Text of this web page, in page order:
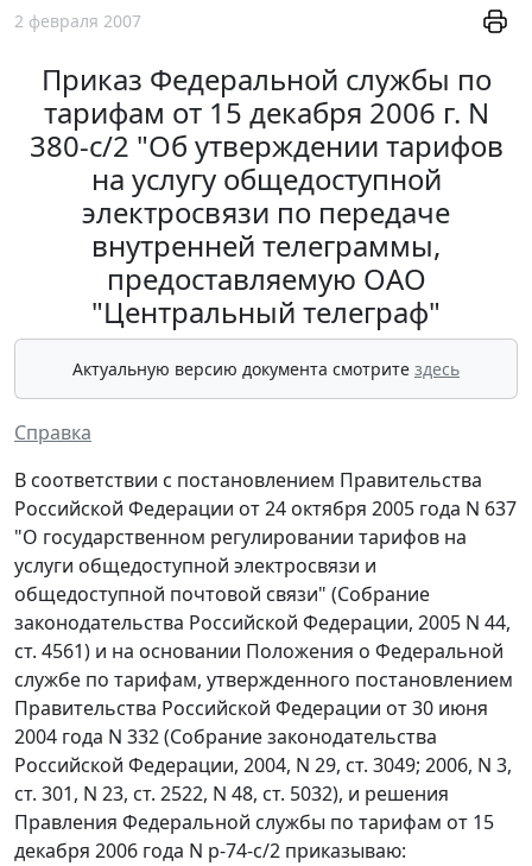
2 февраля 2007
Приказ Федеральной службы по
тарифам от 15 декабря 2006 г. N
380-с/2 "Об утверждении тарифов
на услугу общедоступной
электросвязи по передаче
внутренней телеграммы,
предоставляемую ОАО
"Центральный телеграф"
Актуальную версию документа смотрите здесь
Справка
В соответствии с постановлением Правительства
Российской Федерации от 24 октября 2005 года N 637
"О государственном регулировании тарифов на
услуги общедоступной электросвязи и
общедоступной почтовой связи" (Собрание
законодательства Российской Федерации, 2005 N 44,
ст. 4561) и на основании Положения о Федеральной
службе по тарифам, утвержденного постановлением
Правительства Российской Федерации от 30 июня
2004 года N 332 (Собрание законодательства
Российской Федерации, 2004, N 29, ст. 3049; 2006, N 3,
ст. 301, N 23, ст. 2522, N 48, ст. 5032), и решения
Правления Федеральной службы по тарифам от 15
декабря 2006 года N р-74-с/2 приказываю: